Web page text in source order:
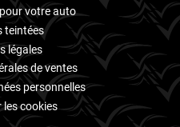
votre auto
teintées
légales
de ventes
personnelles
cookies